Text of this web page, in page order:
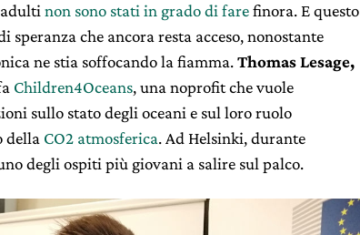
non sono stati in grado di farefinora. E questo
speranza che ancora resta acceso, nonostante
ne stia soffocando la fiamma.Thomas Lesage,
Children4Oceans, una noprofit che vuole
sullo stato degli oceani e sul loro ruolo
della CO2 atmosferica. Ad Helsinki, durante
degli ospiti più giovani a salire sul palco.